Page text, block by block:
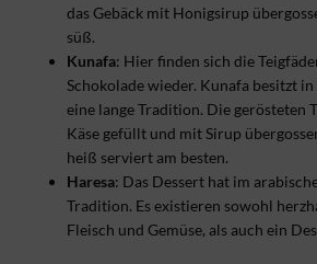
das Gebäck mit Honigsirup
süß.
Kunafa: Hier finden sich die
Schokolade wieder. Kunafa besitzt
eine lange Tradition. Die gerösteten
Käse gefüllt und mit Sirup
heiß serviert am besten.
Haresa: Das Dessert hat im
Tradition. Es existieren sowohl
Fleisch und Gemüse, als auch ein